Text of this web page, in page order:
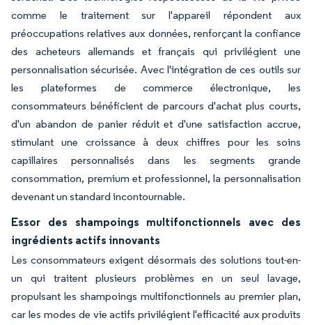
comme le traitement sur l'appareil répondent aux
préoccupations relatives aux données, renforçant la confiance
des acheteurs allemands et français qui privilégient une
personnalisation sécurisée. Avec l'intégration de ces outils sur
les plateformes de commerce électronique, les
consommateurs bénéficient de parcours d'achat plus courts,
d'un abandon de panier réduit et d'une satisfaction accrue,
stimulant une croissance à deux chiffres pour les soins
capillaires personnalisés dans les segments grande
consommation, premium et professionnel, la personnalisation
devenant un standard incontournable.
Essor des shampoings multifonctionnels avec des
ingrédients actifs innovants
Les consommateurs exigent désormais des solutions tout-en-
un qui traitent plusieurs problèmes en un seul lavage,
propulsant les shampoings multifonctionnels au premier plan,
car les modes de vie actifs privilégient l'efficacité aux produits